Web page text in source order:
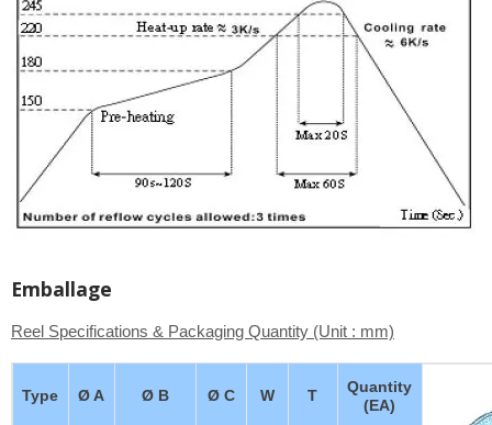
Emballage
Reel Specifications & Packaging Quantity (Unit : mm)
Type Ø A Ø B Ø C W T
Quantity
(EA)